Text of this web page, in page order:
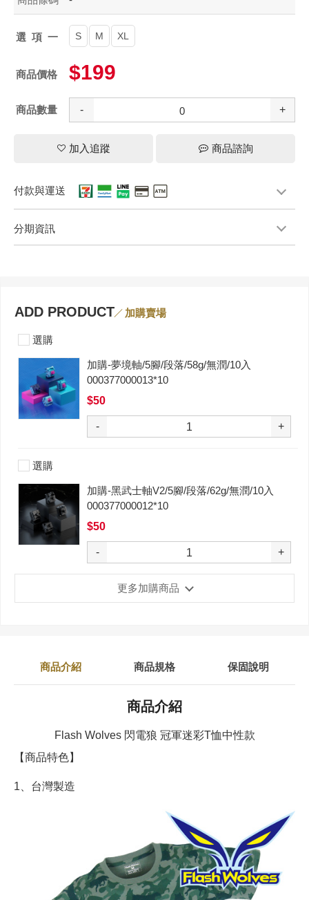
選項一 S M XL
商品價格 $199
商品數量 - +
加入追蹤 商品諮詢
付款與運送
分期資訊
ADD PRODUCT 加購賣場
選購
加購-夢境軸/5腳/段落/58g/無潤/10入
000377000013*10
$50
- +
選購
加購-黑武士軸V2/5腳/段落/62g/無潤/10入
000377000012*10
$50
- +
更多加購商品
商品介紹 商品規格 保固說明
商品介紹
Flash Wolves 閃電狼 冠軍迷彩T恤中性款
【商品特色】
1、台灣製造